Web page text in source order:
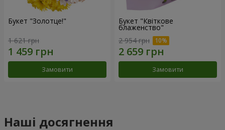
Букет "Золотце!"
1 621 грн
Замовити
Букет "Квіткове
блаженство"
2 954 грн
Замовити
Наші досягнення